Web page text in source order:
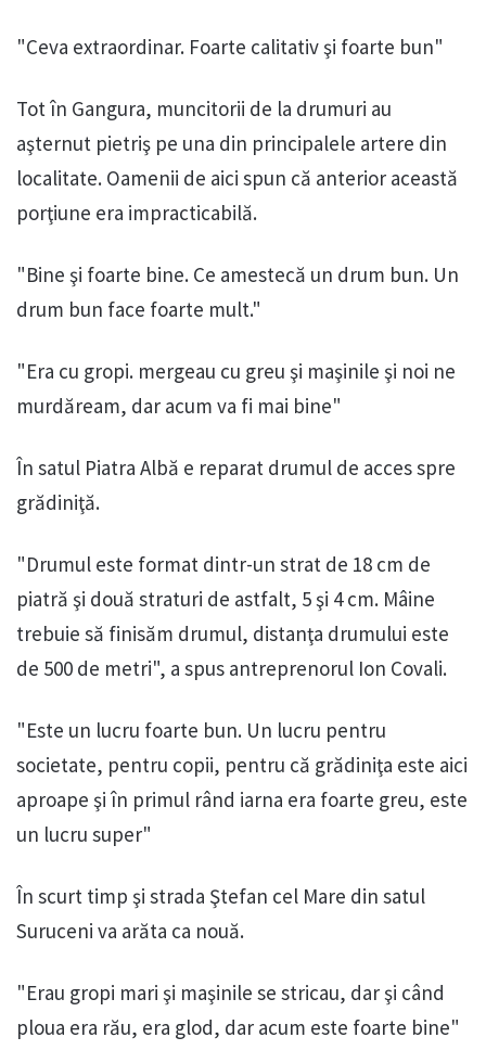
"Ceva extraordinar. Foarte calitativ şi foarte bun"
Tot în Gangura, muncitorii de la drumuri au
aşternut pietriş pe una din principalele artere din
localitate. Oamenii de aici spun că anterior această
porţiune era impracticabilă.
"Bine şi foarte bine. Ce amestecă un drum bun. Un
drum bun face foarte mult."
"Era cu gropi. mergeau cu greu şi maşinile şi noi ne
murdăream, dar acum va fi mai bine"
În satul Piatra Albă e reparat drumul de acces spre
grădiniţă.
"Drumul este format dintr-un strat de 18 cm de
piatră şi două straturi de astfalt, 5 şi 4 cm. Mâine
trebuie să finisăm drumul, distanţa drumului este
de 500 de metri", a spus antreprenorul Ion Covali.
"Este un lucru foarte bun. Un lucru pentru
societate, pentru copii, pentru că grădiniţa este aici
aproape şi în primul rând iarna era foarte greu, este
un lucru super"
În scurt timp şi strada Ştefan cel Mare din satul
Suruceni va arăta ca nouă.
"Erau gropi mari şi maşinile se stricau, dar şi când
ploua era rău, era glod, dar acum este foarte bine"